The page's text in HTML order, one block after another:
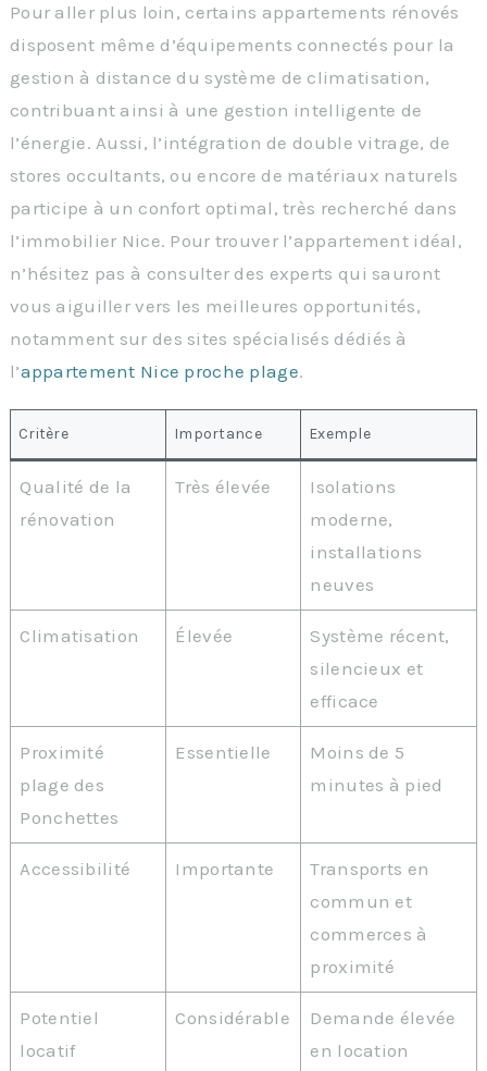
Pour aller plus loin, certains appartements rénovés
disposent même d’équipements connectés pour la
gestion à distance du système de climatisation,
contribuant ainsi à une gestion intelligente de
l’énergie. Aussi, l’intégration de double vitrage, de
stores occultants, ou encore de matériaux naturels
participe à un confort optimal, très recherché dans
l’immobilier Nice. Pour trouver l’appartement idéal,
n’hésitez pas à consulter des experts qui sauront
vous aiguiller vers les meilleures opportunités,
notamment sur des sites spécialisés dédiés à
l’appartement Nice proche plage.
Critère Importance Exemple
Qualité de la
rénovation
Très élevée
Isolations
moderne,
installations
neuves
Climatisation Élevée
Système récent,
silencieux et
efficace
Proximité
plage des
Ponchettes
Essentielle
Moins de 5
minutes à pied
Accessibilité Importante
Transports en
commun et
commerces à
proximité
Potentiel
locatif
Considérable
Demande élevée
en location